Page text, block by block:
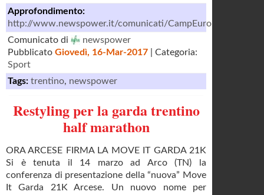
Approfondimento:
http://www.newspower.it/comunicati/
Comunicato di
newspower
Pubblicato Giovedì, 16-Mar-2017 | Categoria:
Sport
Tags: trentino, newspower
Restyling per la garda trentino
half marathon
ORA ARCESE FIRMA LA MOVE IT GARDA 21K
Si è tenuta il 14 marzo ad Arco (TN) la
conferenza di presentazione della “nuova” Move
It Garda 21K Arcese. Un nuovo nome per